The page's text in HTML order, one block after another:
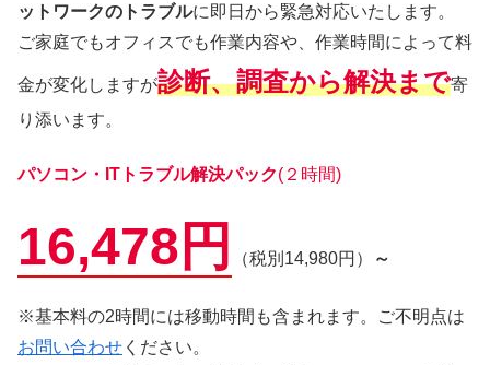
ットワークのトラブルに即日から緊急対応いたします。
ご家庭でもオフィスでも作業内容や、作業時間によって料
金が変化しますが診断、調査から解決まで寄
り添います。
パソコン・ITトラブル解決パック(２時間)
16,478円 （税別14,980円） ～
※基本料の2時間には移動時間も含まれます。ご不明点は
お問い合わせ ください。